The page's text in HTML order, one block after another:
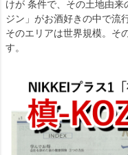
けが 条件で、その土地由来
ジン」がお酒好きの中で流
そのエリアは世界規模。そ
す。